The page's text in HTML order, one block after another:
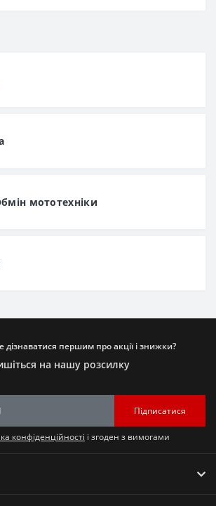
мототехніки
дізнаватися першим про акції і знижки?
на нашу розсилку
Підписатися
конфіденційності і згоден з вимогами